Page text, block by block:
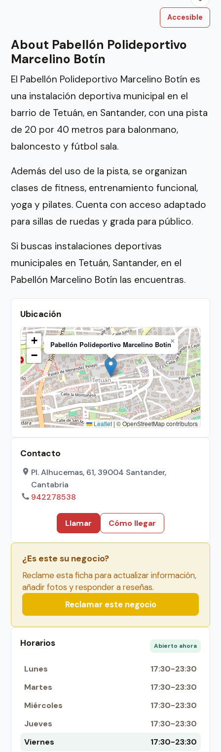
Accesible
About Pabellón Polideportivo
Marcelino Botín
El Pabellón Polideportivo Marcelino Botín es
una instalación deportiva municipal en el
barrio de Tetuán, en Santander, con una pista
de 20 por 40 metros para balonmano,
baloncesto y fútbol sala.
Además del uso de la pista, se organizan
clases de fitness, entrenamiento funcional,
yoga y pilates. Cuenta con acceso adaptado
para sillas de ruedas y grada para público.
Si buscas instalaciones deportivas
municipales en Tetuán, Santander, en el
Pabellón Marcelino Botín las encuentras.
Ubicación
Pabellón Polideportivo Marcelino Botín×
+
−
Leaflet | © OpenStreetMap contributors
Contacto
Pl. Alhucemas, 61, 39004 Santander,
Cantabria
942278538
Llamar Cómo llegar
¿Es este su negocio?
Reclame esta ficha para actualizar información,
añadir fotos y responder a reseñas.
Reclamar este negocio
Horarios Abierto ahora
Lunes
17:30-23:30
Martes
17:30-23:30
Miércoles
17:30-23:30
Jueves
17:30-23:30
Viernes
17:30-23:30